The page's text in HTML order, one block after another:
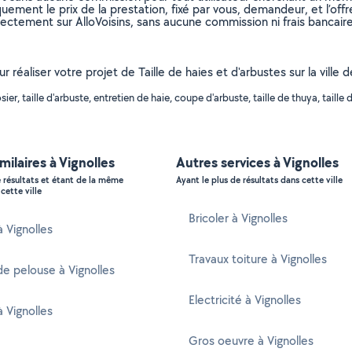
le prix de la prestation, fixé par vous, demandeur, et
sur AlloVoisins, sans aucune commission ni frais
réaliser votre projet de Taille de haies et d'arbustes sur la ville
taille d'arbuste, entretien de haie, coupe d'arbuste, taille de thuya, taille
à Vignolles
résultats et étant de la même
ville
Vignolles
pelouse à Vignolles
Vignolles
Autres services à Vignolles
Ayant le plus de résultats dans cette ville
Bricoler à Vignolles
Travaux toiture à Vignolles
Electricité à Vignolles
Gros oeuvre à Vignolles